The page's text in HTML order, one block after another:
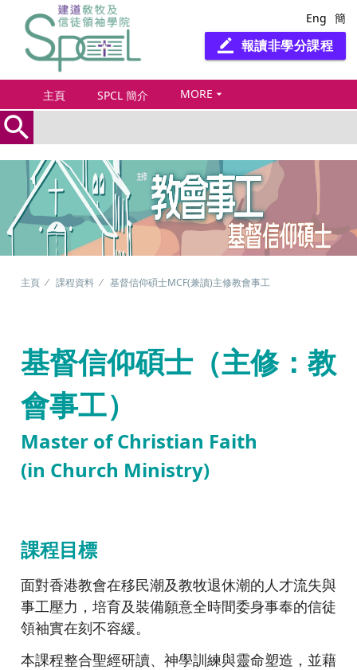
Eng 簡
border_color 報讀非學分課程
主頁 SPCL 簡介 MORE arrow_drop_down
search
主頁 課程資料 基督信仰碩士MCF(兼讀)主修教會事工
基督信仰碩士（主修：教
會事工）
Master of Christian Faith
(in Church Ministry)
課程目標
面對香港教會在移民潮及教牧退休潮的人才流失與
事工壓力，培育及裝備願意全時間委身事奉的信徒
領袖實在刻不容緩。
本課程整合聖經研讀、神學訓練與靈命塑造，並藉